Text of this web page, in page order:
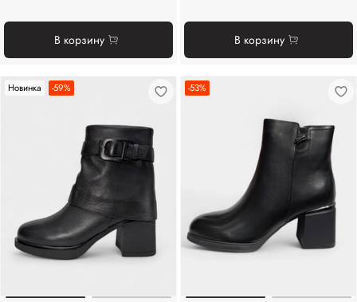
В корзину В корзину
Новинка -59% -53%